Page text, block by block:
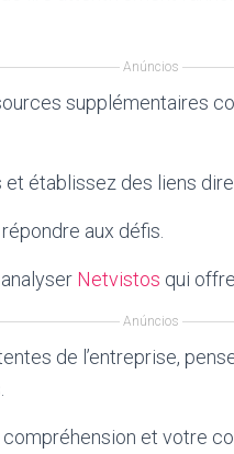
Anúncios
supplémentaires
établissez des liens
répondre aux défis.
Netvistos qui
Anúncios
de l’entreprise,
et votre